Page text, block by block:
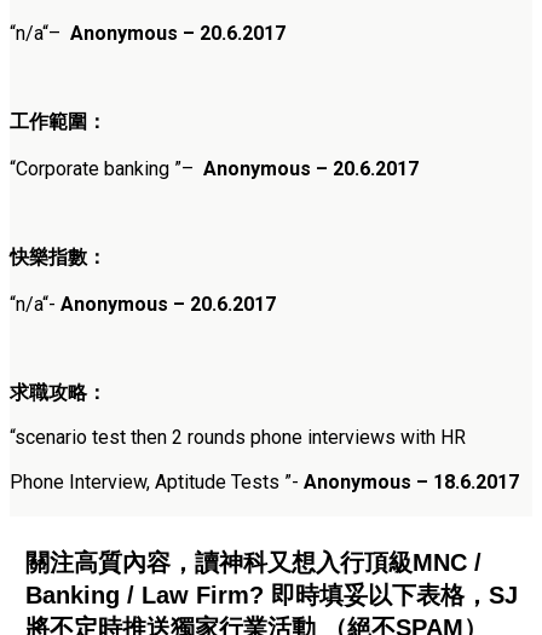
“n/a“– Anonymous – 20.6.2017
工作範圍：
“Corporate banking ”– Anonymous – 20.6.2017
快樂指數：
“n/a“- Anonymous – 20.6.2017
求職攻略：
“scenario test then 2 rounds phone interviews with HR
Phone Interview, Aptitude Tests ”- Anonymous – 18.6.2017
關注高質內容，讀神科又想入行頂級MNC /
Banking / Law Firm? 即時填妥以下表格，SJ
將不定時推送獨家行業活動 （絕不SPAM）